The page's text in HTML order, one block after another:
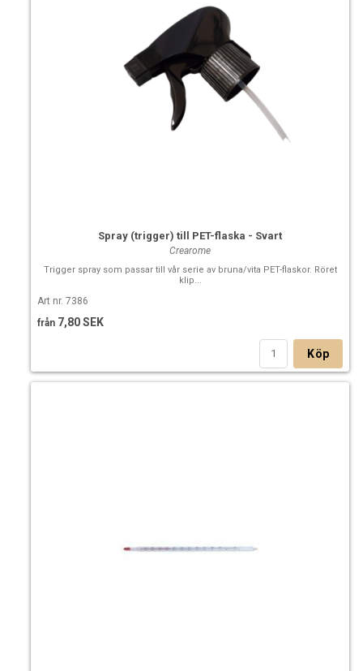
Spray (trigger) till PET-flaska - Svart
Crearome
Trigger spray som passar till vår serie av bruna/vita PET-flaskor. Röret
klip...
Art nr. 7386
från 7,80 SEK
Köp